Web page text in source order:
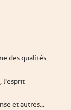
des qualités
l'esprit
et autres...